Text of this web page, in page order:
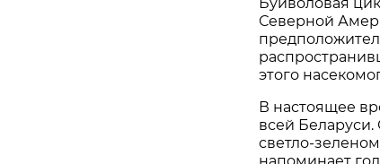
Буйволовая
Северной
этого
В настоящее
всей Беларуси.
светло-